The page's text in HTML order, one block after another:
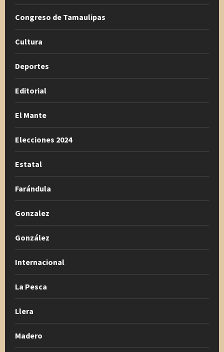
Congreso de Tamaulipas
Cultura
Deportes
Editorial
El Mante
Elecciones 2024
Estatal
Farándula
Gonzalez
González
Internacional
La Pesca
Llera
Madero